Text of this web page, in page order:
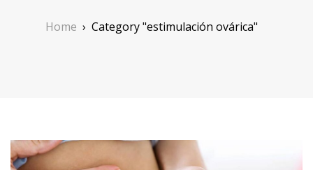
Home › Category "estimulación ovárica"